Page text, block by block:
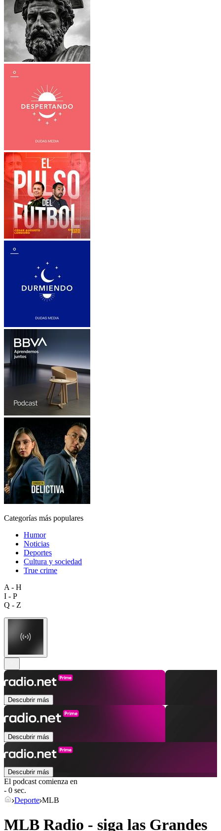
Categorías más populares
Humor
Noticias
Deportes
Cultura y sociedad
True crime
A - H
I - P
Q - Z
Descubrir más
Descubrir más
Descubrir más
El podcast comienza en
- 0 sec.
Deporte MLB
MLB Radio - siga las Grandes